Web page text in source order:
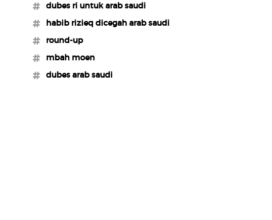
#dubes ri untuk arab saudi
#habib rizieq dicegah arab saudi
#round-up
#mbah moen
#dubes arab saudi